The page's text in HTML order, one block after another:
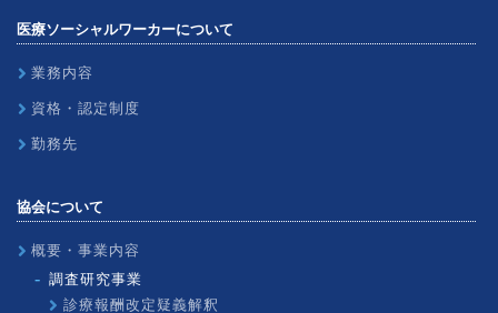
医療ソーシャルワーカーについて
業務内容
資格・認定制度
勤務先
協会について
概要・事業内容
調査研究事業
診療報酬改定疑義解釈